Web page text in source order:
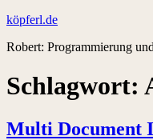
köpferl.de
Robert: Programmierung
Schlagwort:
Multi Document